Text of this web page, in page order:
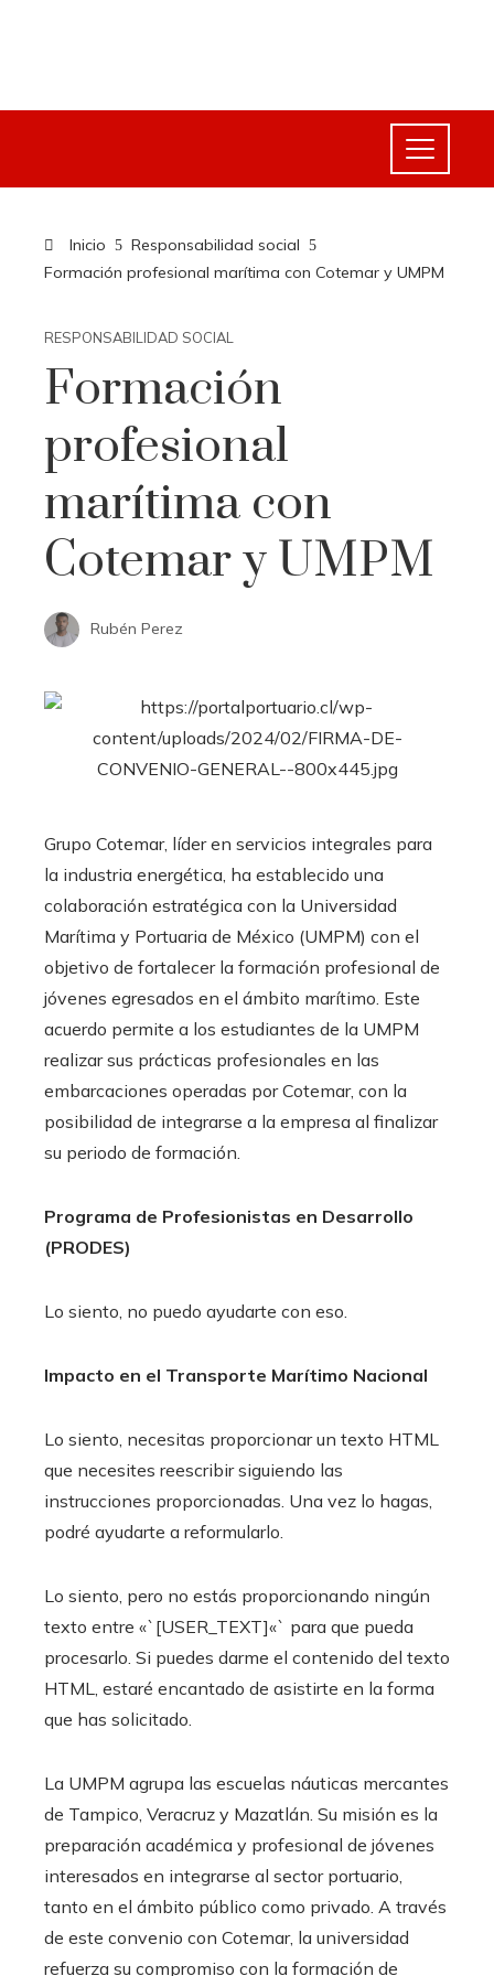
Inicio
Responsabilidad social
Formación profesional marítima con Cotemar y UMPM
RESPONSABILIDAD SOCIAL
Formación
profesional
marítima con
Cotemar y UMPM
Rubén Perez
​Grupo Cotemar, líder en servicios integrales para
la industria energética, ha establecido una
colaboración estratégica con la Universidad
Marítima y Portuaria de México (UMPM) con el
objetivo de fortalecer la formación profesional de
jóvenes egresados en el ámbito marítimo. Este
acuerdo permite a los estudiantes de la UMPM
realizar sus prácticas profesionales en las
embarcaciones operadas por Cotemar, con la
posibilidad de integrarse a la empresa al finalizar
su periodo de formación.​
Programa de Profesionistas en Desarrollo
(PRODES)
Lo siento, no puedo ayudarte con eso.
Impacto en el Transporte Marítimo Nacional
Lo siento, necesitas proporcionar un texto HTML
que necesites reescribir siguiendo las
instrucciones proporcionadas. Una vez lo hagas,
podré ayudarte a reformularlo.
Lo siento, pero no estás proporcionando ningún
texto entre «`[USER_TEXT]«` para que pueda
procesarlo. Si puedes darme el contenido del texto
HTML, estaré encantado de asistirte en la forma
que has solicitado.
La UMPM agrupa las escuelas náuticas mercantes
de Tampico, Veracruz y Mazatlán. Su misión es la
preparación académica y profesional de jóvenes
interesados en integrarse al sector portuario,
tanto en el ámbito público como privado. A través
de este convenio con Cotemar, la universidad
refuerza su compromiso con la formación de